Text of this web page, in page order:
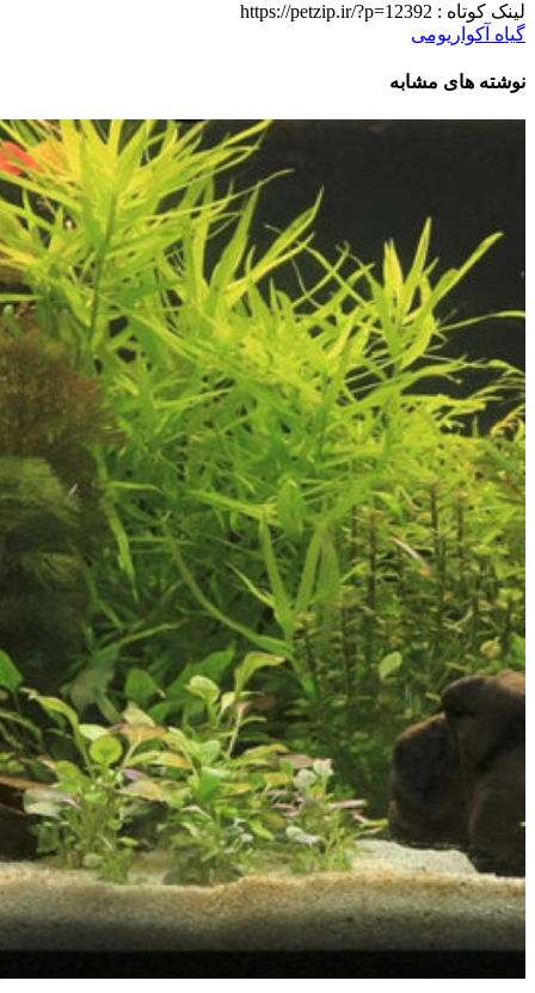
لینک کوتاه : https://petzip.ir/?p=12392
گیاه آکواریومی
نوشته های مشابه